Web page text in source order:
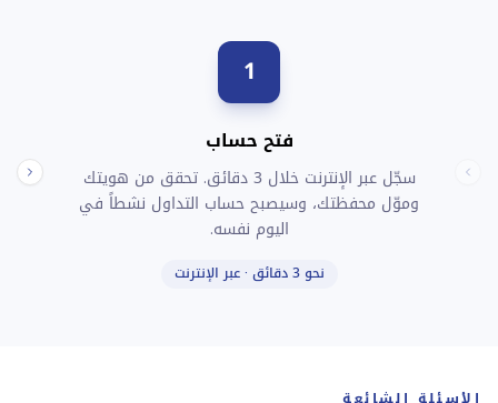
1
فتح حساب
سجّل عبر الإنترنت خلال 3 دقائق. تحقق من هويتك
وموّل محفظتك، وسيصبح حساب التداول نشطاً في
اليوم نفسه.
نحو 3 دقائق · عبر الإنترنت